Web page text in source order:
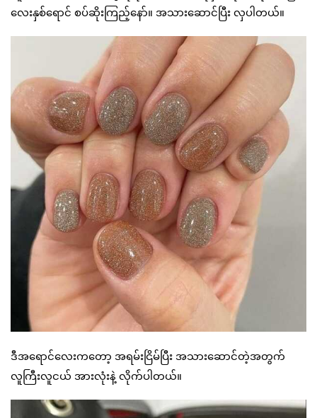
လေးနှစ်ရောင် စပ်ဆိုးကြည့်နော်။ အသားဆောင်ပြီး လှပါတယ်။
ဒီအရောင်လေးကတော့ အရမ်းငြိမ်ပြီး အသားဆောင်တဲ့အတွက်
လူကြီးလူငယ် အားလုံးနဲ့ လိုက်ပါတယ်။